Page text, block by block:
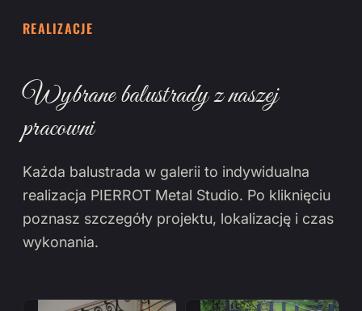
REALIZACJE
Wybrane balustrady z naszej
pracowni
Każda balustrada w galerii to indywidualna
realizacja PIERROT Metal Studio. Po kliknięciu
poznasz szczegóły projektu, lokalizację i czas
wykonania.